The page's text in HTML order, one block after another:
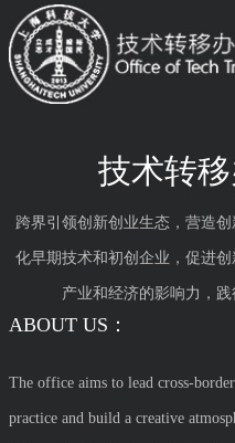
技术转
跨界引领创新创业生态，营造
化早期技术和初创企业，促进
产业和经济的影响力，践
ABOUT US：
The office aims to lead cross-
practice and build a creative